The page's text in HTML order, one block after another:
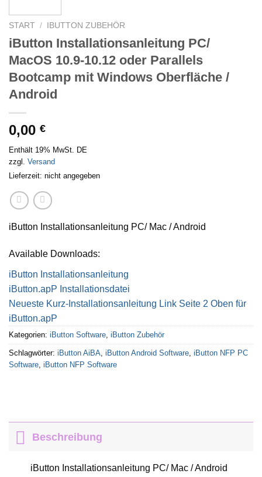
START / IBUTTON ZUBEHÖR
iButton Installationsanleitung PC/
MacOS 10.9-10.12 oder Parallels
Bootcamp mit Windows Oberfläche /
Android
0,00 €
Enthält 19% MwSt. DE
zzgl. Versand
Lieferzeit: nicht angegeben
iButton Installationsanleitung PC/ Mac / Android
Available Downloads:
iButton Installationsanleitung
iButton.apP Installationsdatei
Neueste Kurz-Installationsanleitung Link Seite 2 Oben für
iButton.apP
Kategorien: iButton Software iButton Zubehör
Schlagwörter: iButton AiBA iButton Android Software iButton NFP PC
Software iButton NFP Software
Beschreibung
iButton Installationsanleitung PC/ Mac / Android